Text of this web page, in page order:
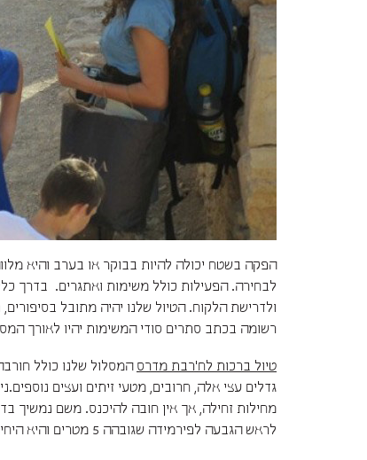
הפקה בשטח יכולה להיות בבוקר או בערב והיא
לבחירה. הפעילות כולל משימות ואתגרים. בדרך
ולדרישת הלקוח. הטיול שלנו יהיה מתובל
רשומה בכתב סתרים סודי המשימות יהיו לאורך
טיול ברכות לח'רבת מדרסהמסלול שלנו כולל
גדלים עצי אלה, חרובים, מטעי זיתים ועצים
מחילות זחילה, אך אין חובה להיכנס. משם נמשיך
לראש הגבעה לפירמידה שגובהה 5 מטרים והיא היחידה מסוגה בארץ. אורך מסלול: כ- 2 ק"מ. מעגלי.